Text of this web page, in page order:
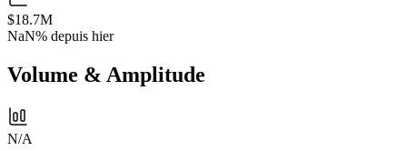
$18.7M
NaN% depuis hier
Volume & Amplitude
N/A